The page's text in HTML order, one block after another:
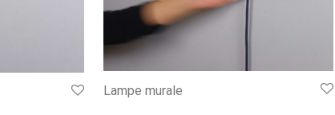
Lampe murale